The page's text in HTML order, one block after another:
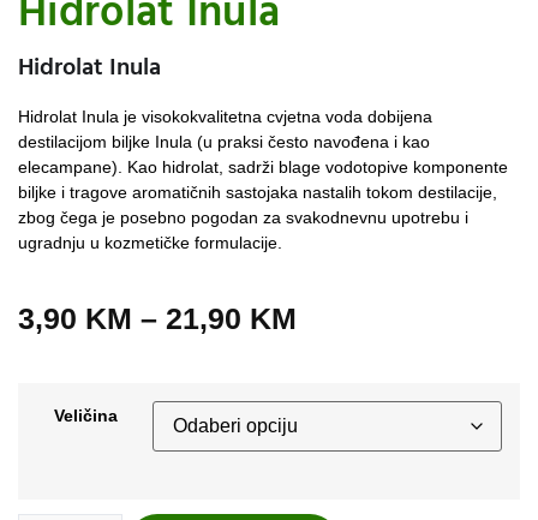
Hidrolat Inula
Hidrolat Inula je visokokvalitetna cvjetna voda dobijena
destilacijom biljke Inula (u praksi često navođena i kao
elecampane). Kao hidrolat, sadrži blage vodotopive komponente
biljke i tragove aromatičnih sastojaka nastalih tokom destilacije,
zbog čega je posebno pogodan za svakodnevnu upotrebu i
ugradnju u kozmetičke formulacije.
3,90 KM – 21,90 KM
Veličina